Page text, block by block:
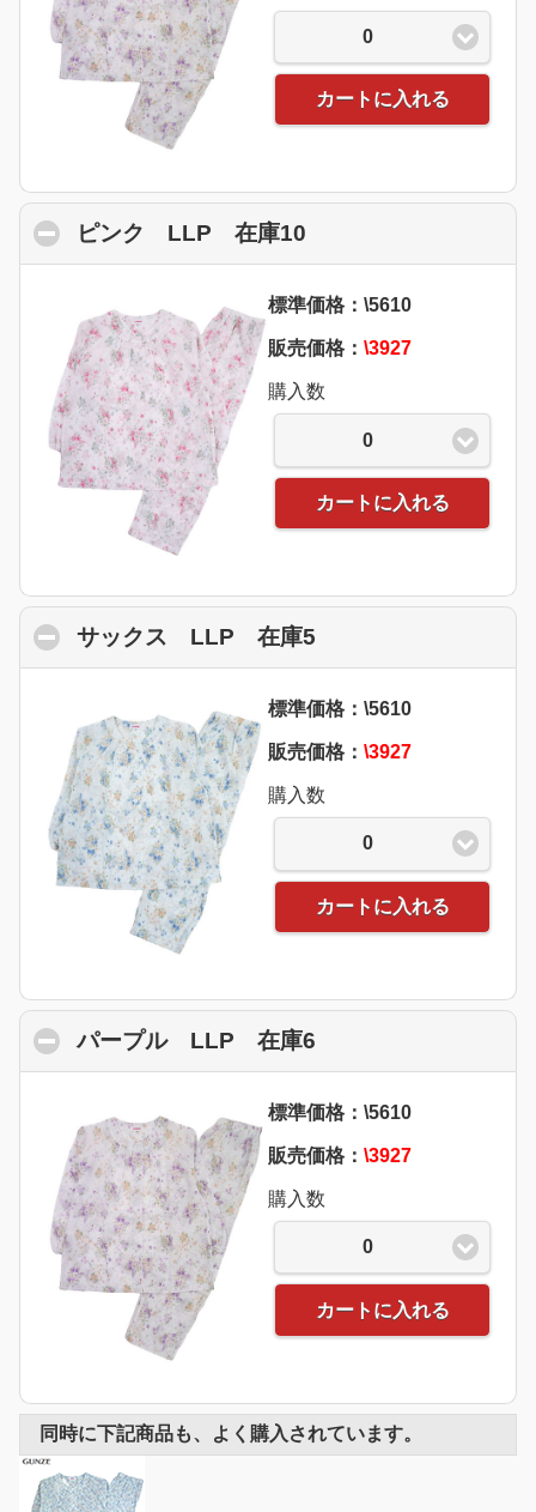
0
カートに入れる
ピンク LLP 在庫10
標準価格：\5610
販売価格： \3927
購入数
0
カートに入れる
サックス LLP 在庫5
標準価格：\5610
販売価格： \3927
購入数
0
カートに入れる
パープル LLP 在庫6
標準価格：\5610
販売価格： \3927
購入数
0
カートに入れる
同時に下記商品も、よく購入されています。